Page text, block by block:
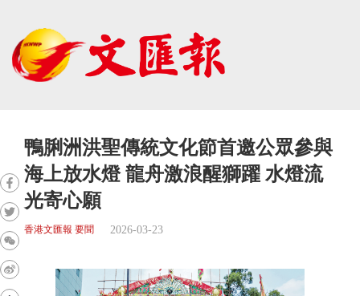
鴨脷洲洪聖傳統文化節首邀公眾參與
海上放水燈 龍舟激浪醒獅躍 水燈流
光寄心願
香港文匯報 要聞 2026-03-23